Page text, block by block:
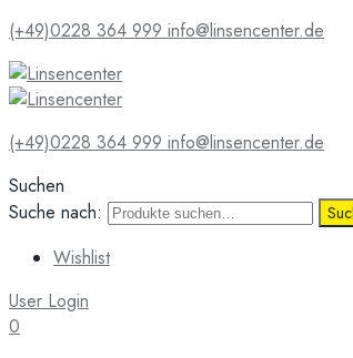
(+49)0228 364 999 info@linsencenter.de
(+49)0228 364 999 info@linsencenter.de
Suchen
Suche nach:
Wishlist
User Login
0